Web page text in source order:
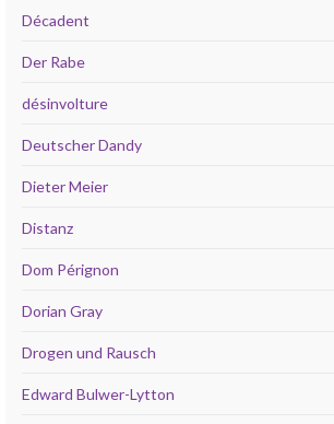
Décadent
Der Rabe
désinvolture
Deutscher Dandy
Dieter Meier
Distanz
Dom Pérignon
Dorian Gray
Drogen und Rausch
Edward Bulwer-Lytton